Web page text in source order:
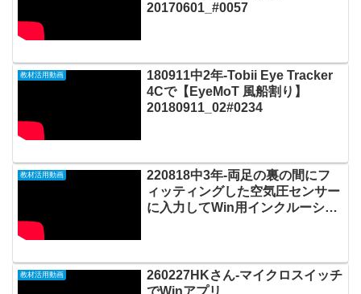
20170601_#0057
教材活用動画
180911中2年-Tobii Eye Tracker
4Cで【EyeMoT 風船割り】
20180911_02#0234
教材活用動画
220818中3年-両足の裏の間にフ
ィッティングした空気圧センサー
に入力してWin用インクルーシブ
教材活用動画
260227HKさん-マイクロスイッチ